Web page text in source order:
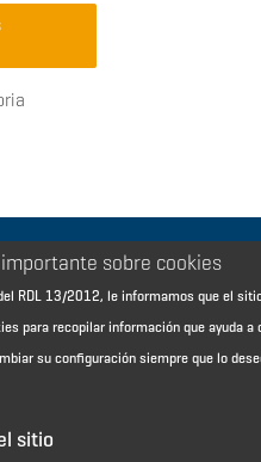
general
sobre cookies
RDL 13/2012, le informamos que el sitio
para recopilar información que ayuda
su configuración siempre que lo
sitio